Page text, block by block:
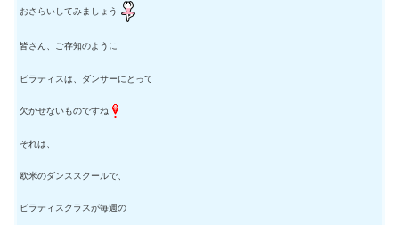
おさらいしてみましょう
皆さん、ご存知のように
ピラティスは、ダンサーにとって
欠かせないものですね
それは、
欧米のダンススクールで、
ピラティスクラスが毎週の